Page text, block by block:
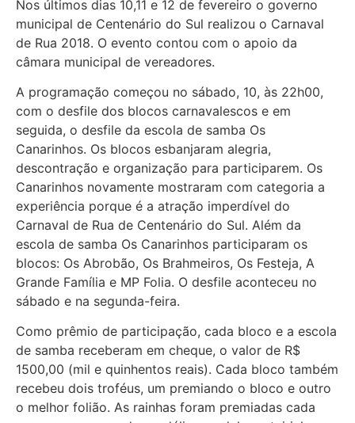
Nos últimos dias 10,11 e 12 de fevereiro o governo
municipal de Centenário do Sul realizou o Carnaval
de Rua 2018. O evento contou com o apoio da
câmara municipal de vereadores.
A programação começou no sábado, 10, às 22h00,
com o desfile dos blocos carnavalescos e em
seguida, o desfile da escola de samba Os
Canarinhos. Os blocos esbanjaram alegria,
descontração e organização para participarem. Os
Canarinhos novamente mostraram com categoria a
experiência porque é a atração imperdível do
Carnaval de Rua de Centenário do Sul. Além da
escola de samba Os Canarinhos participaram os
blocos: Os Abrobão, Os Brahmeiros, Os Festeja, A
Grande Família e MP Folia. O desfile aconteceu no
sábado e na segunda-feira.
Como prêmio de participação, cada bloco e a escola
de samba receberam em cheque, o valor de R$
1500,00 (mil e quinhentos reais). Cada bloco também
recebeu dois troféus, um premiando o bloco e outro
o melhor folião. As rainhas foram premiadas cada